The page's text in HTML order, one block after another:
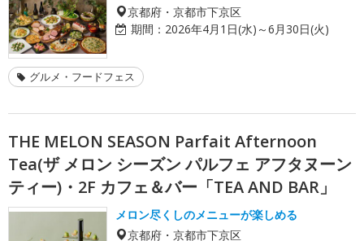
京都府・京都市下京区
期間： 2026年4月1日(水)～6月30日(火)
グルメ・フードフェス
THE MELON SEASON Parfait Afternoon
Tea(ザ メロン シーズン パルフェ アフタヌーン
ティー)・2F カフェ＆バー「TEA AND BAR」
メロン尽くしのメニューが楽しめる
京都府・京都市下京区